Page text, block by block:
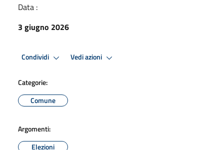
Data :
3 giugno 2026
Condividi Vedi azioni
Categorie:
Comune
Argomenti:
Elezioni